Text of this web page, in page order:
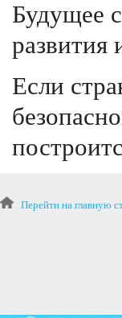
Будущее
развития
Если
Перейти на главную